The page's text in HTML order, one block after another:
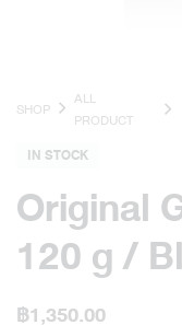
SHOP
ALL
PRODUCT
IN STOCK
Original
120 g /
฿1,350.00